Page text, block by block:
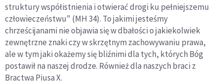
struktury współistnienia i otwierać drogi ku pełniejszemu
człowieczeństwu" (MH 34). To jakimi jesteśmy
chrześcijanami nie objawia się w dbałości o jakiekolwiek
zewnętrzne znaki czy w skrzętnym zachowywaniu prawa,
ale w tym jaki okażemy się bliźnimi dla tych, których Bóg
postawił na naszej drodze. Również dla naszych braci z
Bractwa Piusa X.